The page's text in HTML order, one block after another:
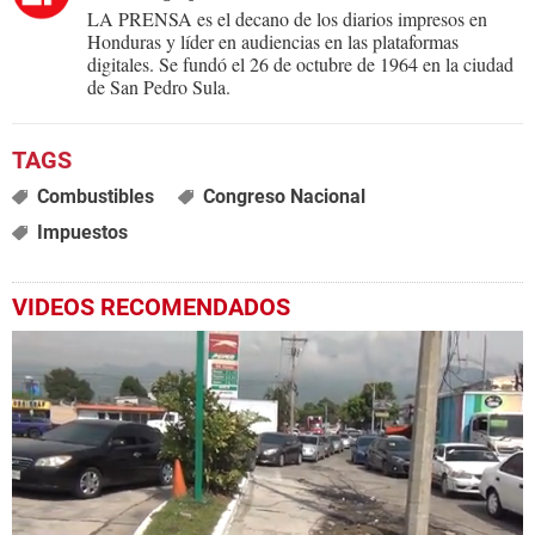
LA PRENSA es el decano de los diarios impresos en
Honduras y líder en audiencias en las plataformas
digitales. Se fundó el 26 de octubre de 1964 en la ciudad
de San Pedro Sula.
Combustibles
Congreso Nacional
Impuestos
VIDEOS RECOMENDADOS